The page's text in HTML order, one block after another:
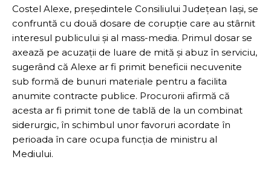
Costel Alexe, președintele Consiliului Județean Iași, se
confruntă cu două dosare de corupție care au stârnit
interesul publicului și al mass-media. Primul dosar se
axează pe acuzații de luare de mită și abuz în serviciu,
sugerând că Alexe ar fi primit beneficii necuvenite
sub formă de bunuri materiale pentru a facilita
anumite contracte publice. Procurorii afirmă că
acesta ar fi primit tone de tablă de la un combinat
siderurgic, în schimbul unor favoruri acordate în
perioada în care ocupa funcția de ministru al
Mediului.